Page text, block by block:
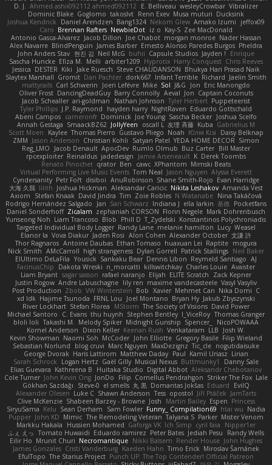
D. J. Ahmed.ashii092112 ahmed092112 E. Belliveau wesleyCrowbar Vibralizer
Dominic Blake Goglomo takoslvt Renn Exev Musa muturi Ducksink
Joshua Kendrick
Daniel Arendzen Bang1324 Nekom Glew Amako Izumi
jeffox09
Caro Brennan Rafters NewbieDot iz o Kay-S Zee MacDonald
Antonio Gasca-Alvarez Jacob Dillon Joe Chabot morgan monroe Nader Hassan
Alex Navarre BlindPenguin James Barber Ernesto Alonso Paredes Burgos Pheldra
John Anders Stav 현진 김 Neil McG buhii Capsule Studios Jayden !
Enrique
Sascha Huncke Elīza M. Melli arbiter1209 Hyprotix Harry Conquest Chris Reeves
Jessica DESTER Kiki Jake Ruesch Steve CHAUDANSON Bhukya Hari Prasad Naik
Slaytex Marshall Gromit Dan Pachter dork667 Infant Terrible Richard Jaelin Smith
mattyrails Carl Schwerin Joeri Lefévre Mike Sol J&G Jon Eric Manongdo
Oliver Frost DancingDeadGuy Barry Connolly Aeval Jon Captain Coconuts
Jacob Schealler ari-goldman Nathan Johnson Tyler Herbert Puppeteerist
Tyler Phillips J.P. Raymond hayden harry NightRaven Eduardo Gottschald
Abeni Campos cameronfr Dominick Joe Young Sascha Becker Joshua Scelfo
Annah Gestaga SmaackBZ62 JollyYeen oscall L 友理 斉藤 Kuba Gabrielius M
Scott Moen
Kaylee Thomas Pierro Gustavo Pliego Noah Юлія Кізі
Daisy Belknap
ZMM Jason Anderson Christian Kohli Satyan Patel YEDA HOME DECOR Simon
Reg_LMO
Jacob Denault ApocDev Rumlo Olmub Buz Carter Bill Master
rpcexploiter Reinaldus jadedesign Jamie Arseneault K Derek Toombs
Renato Pinochet qrator Ben cawc XPhantom Mimski Beats
Virtual Performing Live Music Events Tom Neal Jason Nguyen Alyssa Everett
Cyndersanity Petr Fořt disiboi AnuRobinson Shane Smith-Rojo Evan Harridge
大海 久我 lilith Joshua Hickman Aleksandar Caricic Nikita Leshakov Amanda Vest
Axiom
Stefan Knaak David Jindra Tim Zoie Robles N Watanabe Nina Takáčová
Rodrigo Hernández Salgado
Jan Sari Schwarz Indiana J ella larkin 基德 Pocketfans
Daniel Sonderhoff Zicalam zephaniah CORSON Florin Negele Mark Dohrenbusch
Yunseong Noh Liam Trancoso Blob Phill D T_Zydelski Konstantinos Polychroniadis
Targeted Individual Body Logger Randy Lane melanie hamilton Lucy Weasel
Elanor la Vova Diakur Jaden Rosi Alon Cohen Alexander October 文謙 許
Thor Ragnaros Antoine Daubas Ethan Tomaso huaxuan Lei Raptite mogura
Nick Smith AMcCarroll high strangeness Dylan Gorrell Patrick Stallings Neil Baker
ElUltimo DeLaFila Yousick Sankaku Bear Dennis Libon Reymeld Santiago AJ
FacinusChip
Dakota Wreski n_morcatti killswitchkay Charles Louie Avaister
Liam Bryant sagar sasson rafael naranjo Elijah ELITE Scratch
Zack Kepner
Justin Rogow Andre Labuschagne lily ren maxime vandecasteele Vasyl Vasyliv
Post Production Zbob VW Winterstein Bob Xavier Mehmet Can Nika Domi C
xd Idk Hajime Tsunoda FRNL Lou Joel Montano Bryan Hy Jakub Zbyszynski
River Lockhart Stefan Florea MStorm The Society of Visions David Power
Michael Santoro
C. Evans thu huynh Stephen Bentley I_ViceRoy Thomas Granger
bloli loli Takashi M. Melody Spiker Midnight Gunship Spencer_
NicoPOWAAA
Kornel Anderson
Dixon Keller Keenan Rush Venkataram LLB
Josh W.
Kevin Showman Naomi Soh McCoder John Elliotte Gregory Basile Filip Wieland
Sebastian Norlund
blog cruvi Marc Nguyen MaxDezignz Tic_cle nogutidaisuke
George Dvorak Haris Lattirom Matthew Daday Paul Kamil Uriasz Lirian
Sarah Schrock
Logan Hertz Gaël Gilly Musical Nexus Buttmunky1
Danny Sale
Elias Guevara Kathreena B Huitaka Studio Digital Abbot Aleksandr Chebotariov
Cole Turner John Kevin Ong JonDo Filip Cornellus Pendrahgon Striker The Fox Lale
Gökhan Sazdağı
Steve-0 el smells 丸 黒 Domantas Jokšas Eduard
EvilQ
Alexander Olesen Luke C Shawn Anderson Tess opostol Jiří Ptáček JamTarts
Clive McKenzie Shabeen Barzey - Browne Josh Martin Bailey Espen Princess
SiryuSama Kelu Sean Derham Sam Fowler Funny_ Compilation69 htai wu Nadia
Pupper John KD Mimic The Remodeling Veteran Talyana S Parker Mister Venom
Markku Hakala
Hussien Mohamed Gaforga VK Ich Simp cyril faia
Nipper1er
ふぇ えっ Tomato Huwaidi Eduardo ramirez Peter Bates Jediah Pesu
Randy Wells
Eilir Ho Mrunit Churi Necromantique Nikki Balsem Render House John Hughes
James Gonzales Cristi Vanderburg Kaeden Hahn Timo Erick Miroslav Šamánek
EfulTopo The Starius Project Punch UP: The Top Contender! Official Patreon